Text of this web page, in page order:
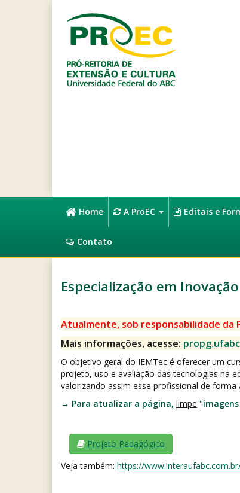
Home A ProEC Editais e
Contato
Especialização em
Atualmente, sob responsabilidade da
Mais informações, acesse:
O objetivo geral do IEMTec é oferecer um
projeto, uso e avaliação das tecnologias na
valorizando assim esse profissional de
→ Para atualizar a página, limpe
Projeto Pedagógico
Veja também: https://